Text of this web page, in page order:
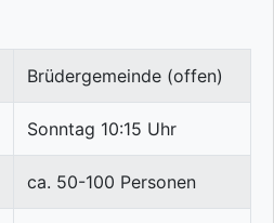
Brüdergemeinde (offen)
Sonntag 10:15 Uhr
ca. 50-100 Personen